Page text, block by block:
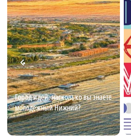
Город идей: насколько вы знаете
молодёжный Нижний?